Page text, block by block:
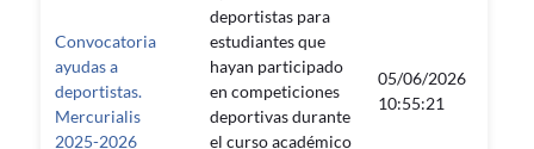
Convocatoria
ayudas a
deportistas.
Mercurialis
2025-2026
deportistas para
estudiantes que
hayan participado
en competiciones
deportivas durante
el curso académico
05/06/2026
10:55:21